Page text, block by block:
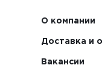
О компании
Доставка и
Вакансии